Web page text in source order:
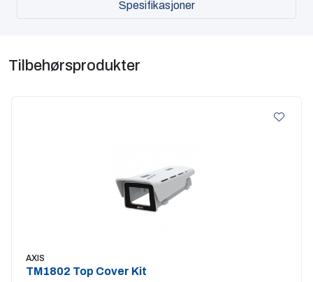
Spesifikasjoner
Tilbehørsprodukter
AXIS
TM1802 Top Cover Kit